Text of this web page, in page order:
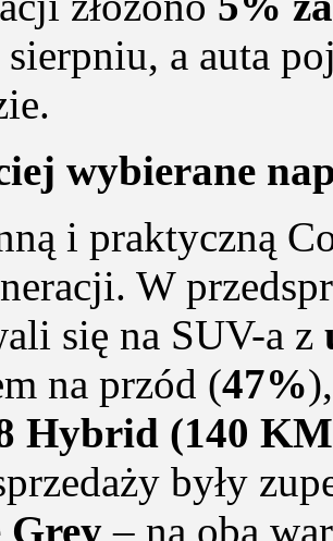
a auta
wybierane
i praktyczną
W
się na SUV-a z
na przód (47%
Hybrid (140
były
Grey – na oba